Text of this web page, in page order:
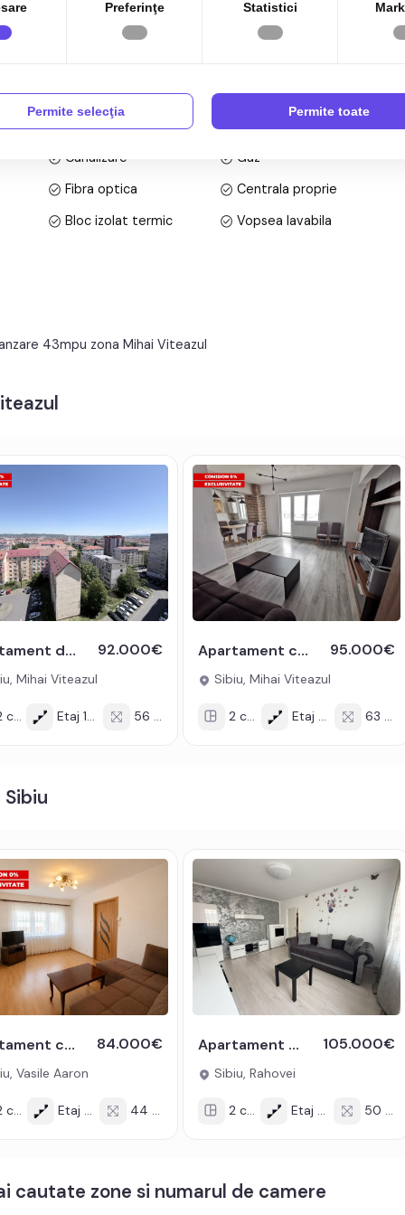
bloc cu regim de inaltime Demisol+ Parter + 8 Etaje;
de 43 mp + balcon de 4 mp.
electric;
hota, masina de spalat rufe, frigider cu congelator
sau credit bancar.
de oferta / id: P27301
Canalizare
Gaz
Fibra optica
Centrala proprie
Bloc izolat termic
Vopsea lavabila
Lift
43mpu zona Mihai Viteazul
Apartament decomandat 2 camere 56 mpu cu balcon 14 mp Mihai Viteazul 92.000€
Mihai Viteazul
Etaj 10/10 56 mp
Apartament cu 2 camere 63 mp utili pe Mihai Viteazul din Sibiu 95.000€
Sibiu, Mihai Viteazul
2 cam Etaj 9/17 63 mp
Apartament cu 2 camere balcon pivnita de vanzare strada Vasile Aaron 84.000€
Vasile Aaron
Etaj 4/4 44 mp
Apartament modern de vanzare 2 camere semidecomandate zona Rahovei 105.000€
Sibiu, Rahovei
2 cam Etaj 4/4 50 mp
cautate zone si numarul de camere
Preferinţe Statistici
Permite selecţia Permite toate